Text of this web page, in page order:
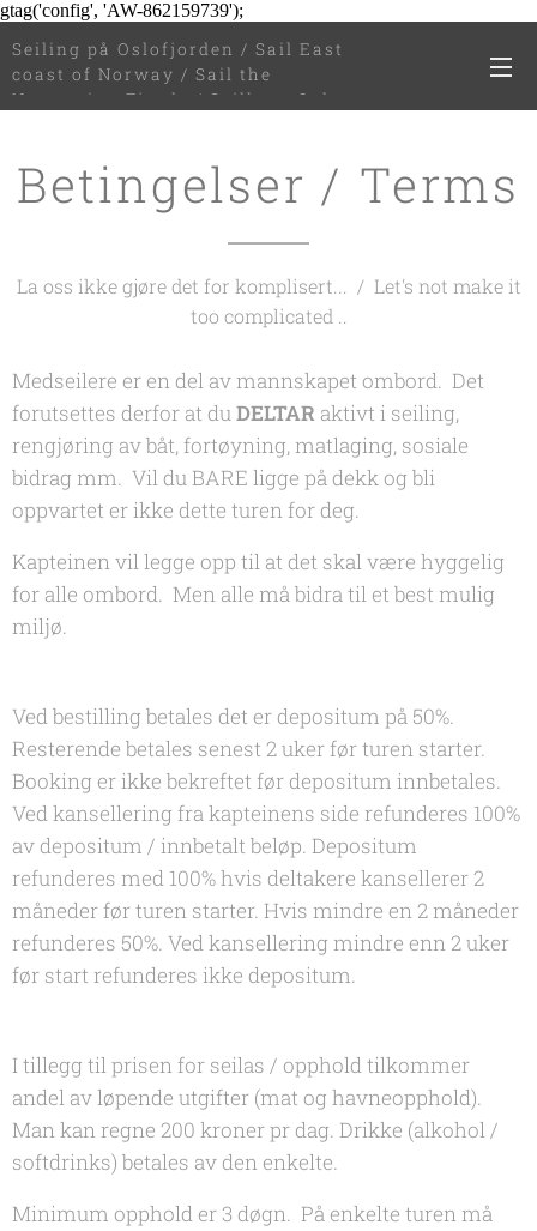
gtag('config', 'AW-862159739');
Seiling på Oslofjorden / Sail East
coast of Norway / Sail the
Norwegian Fjords / Seilkurs Oslo
Betingelser / Terms
La oss ikke gjøre det for komplisert... / Let's not make it
too complicated ..
Medseilere er en del av mannskapet ombord. Det
forutsettes derfor at duDELTAR aktivt i seiling,
rengjøring av båt, fortøyning, matlaging, sosiale
bidrag mm. Vil du BARE ligge på dekk og bli
oppvartet er ikke dette turen for deg.
Kapteinen vil legge opp til at det skal være hyggelig
for alle ombord. Men alle må bidra til et best mulig
miljø.
Ved bestilling betales det er depositum på 50%.
Resterende betales senest 2 uker før turen starter.
Booking er ikke bekreftet før depositum innbetales.
Ved kansellering fra kapteinens side refunderes 100%
av depositum / innbetalt beløp. Depositum
refunderes med 100% hvis deltakere kansellerer 2
måneder før turen starter. Hvis mindre en 2 måneder
refunderes 50%. Ved kansellering mindre enn 2 uker
før start refunderes ikke depositum.
I tillegg til prisen for seilas / opphold tilkommer
andel av løpende utgifter (mat og havneopphold).
Man kan regne 200 kroner pr dag. Drikke (alkohol /
softdrinks) betales av den enkelte.
Minimum opphold er 3 døgn. På enkelte turen må